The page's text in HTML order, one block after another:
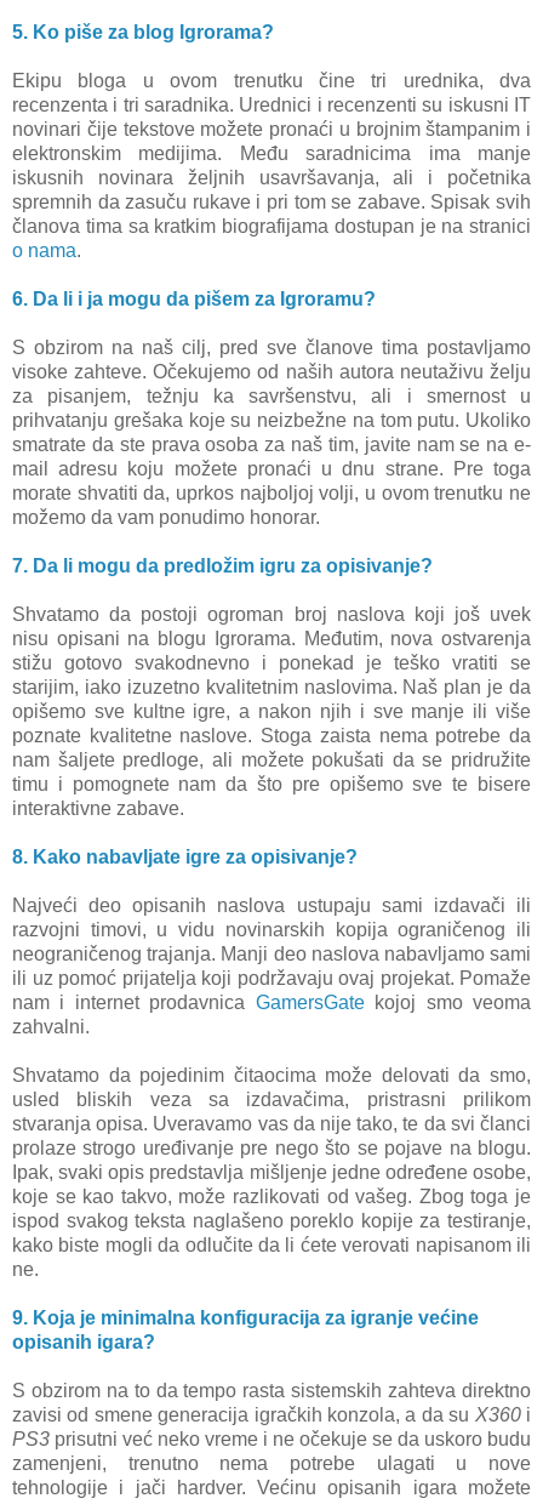
5. Ko piše za blog Igrorama?
Ekipu bloga u ovom trenutku čine tri urednika, dva
recenzenta i tri saradnika. Urednici i recenzenti su iskusni IT
novinari čije tekstove možete pronaći u brojnim štampanim i
elektronskim medijima. Među saradnicima ima manje
iskusnih novinara željnih usavršavanja, ali i početnika
spremnih da zasuču rukave i pri tom se zabave. Spisak svih
članova tima sa kratkim biografijama dostupan je na stranici
o nama.
6. Da li i ja mogu da pišem za Igroramu?
S obzirom na naš cilj, pred sve članove tima postavljamo
visoke zahteve. Očekujemo od naših autora neutaživu želju
za pisanjem, težnju ka savršenstvu, ali i smernost u
prihvatanju grešaka koje su neizbežne na tom putu. Ukoliko
smatrate da ste prava osoba za naš tim, javite nam se na e-
mail adresu koju možete pronaći u dnu strane. Pre toga
morate shvatiti da, uprkos najboljoj volji, u ovom trenutku ne
možemo da vam ponudimo honorar.
7. Da li mogu da predložim igru za opisivanje?
Shvatamo da postoji ogroman broj naslova koji još uvek
nisu opisani na blogu Igrorama. Međutim, nova ostvarenja
stižu gotovo svakodnevno i ponekad je teško vratiti se
starijim, iako izuzetno kvalitetnim naslovima. Naš plan je da
opišemo sve kultne igre, a nakon njih i sve manje ili više
poznate kvalitetne naslove. Stoga zaista nema potrebe da
nam šaljete predloge, ali možete pokušati da se pridružite
timu i pomognete nam da što pre opišemo sve te bisere
interaktivne zabave.
8. Kako nabavljate igre za opisivanje?
Najveći deo opisanih naslova ustupaju sami izdavači ili
razvojni timovi, u vidu novinarskih kopija ograničenog ili
neograničenog trajanja. Manji deo naslova nabavljamo sami
ili uz pomoć prijatelja koji podržavaju ovaj projekat. Pomaže
nam i internet prodavnica GamersGatekojoj smo veoma
zahvalni.
Shvatamo da pojedinim čitaocima može delovati da smo,
usled bliskih veza sa izdavačima, pristrasni prilikom
stvaranja opisa. Uveravamo vas da nije tako, te da svi članci
prolaze strogo uređivanje pre nego što se pojave na blogu.
Ipak, svaki opis predstavlja mišljenje jedne određene osobe,
koje se kao takvo, može razlikovati od vašeg. Zbog toga je
ispod svakog teksta naglašeno poreklo kopije za testiranje,
kako biste mogli da odlučite da li ćete verovati napisanom ili
ne.
9. Koja je minimalna konfiguracija za igranje većine
opisanih igara?
S obzirom na to da tempo rasta sistemskih zahteva direktno
zavisi od smene generacija igračkih konzola, a da su X360i
PS3 prisutni već neko vreme i ne očekuje se da uskoro budu
zamenjeni, trenutno nema potrebe ulagati u nove
tehnologije i jači hardver. Većinu opisanih igara možete